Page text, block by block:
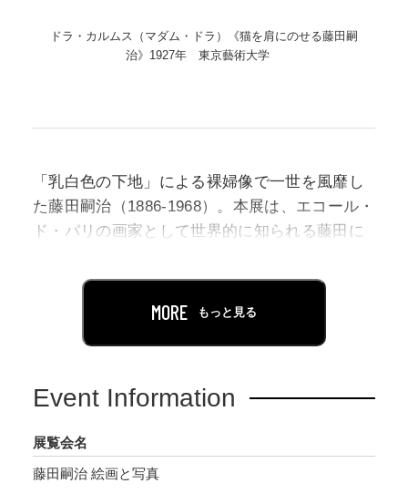
ドラ・カルムス（マダム・ドラ）《猫を肩にのせる藤田嗣
治》1927年 東京藝術大学
「乳白色の下地」による裸婦像で一世を風靡し
た藤田嗣治（1886-1968）。本展は、エコール・
ド・パリの画家として世界的に知られる藤田に
の展覧会です。
日常でも、メモをするかのようにあらゆる人や
した。そして、何枚もの写真から細部を抜き出
るなど、写真を資料として活用しています。本
展では、絵画作品とともにその素材となった写
MORE もっと見る
Event Information
展覧会名
藤田嗣治 絵画と写真